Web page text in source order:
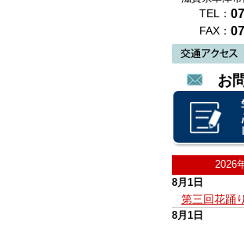
TEL：
FAX：
お
2026
8月1日
第三回花踊
8月1日